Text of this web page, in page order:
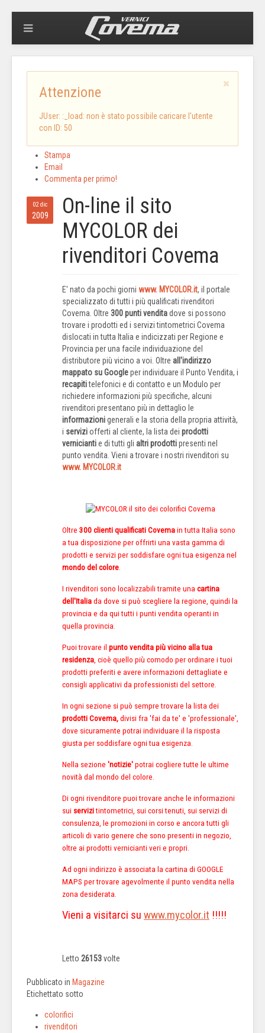
Attenzione
JUser: :_load: non è stato possibile caricare l'utente
con ID: 50
Stampa
Email
Commenta per primo!
02 dic
2009
On-line il sito
MYCOLOR dei
rivenditori Covema
E' nato da pochi giorni www. MYCOLOR.it, il portale
specializzato di tutti i più qualificati rivenditori
Covema. Oltre 300 punti venditadove si possono
trovare i prodotti ed i servizi tintometrici Covema
dislocati in tutta Italia e indicizzati per Regione e
Provincia per una facile individuazione del
distributore più vicino a voi. Oltre all'indirizzo
mappato su Googleper individuare il Punto Vendita, i
recapititelefonici e di contatto e un Modulo per
richiedere informazioni più specifiche, alcuni
rivenditori presentano più in dettaglio le
informazionigenerali e la storia della propria attività,
i serviziofferti al cliente, la lista dei prodotti
verniciantie di tutti gli altri prodottipresenti nel
punto vendita. Vieni a trovare i nostri rivenditori su
www. MYCOLOR.it
Oltre 300 clienti qualificati Covema in tutta Italia sono
a tua disposizione per offrirti una vasta gamma di
prodotti e servizi per soddisfare ogni tua esigenza nel
mondo del colore.
I rivenditori sono localizzabili tramite una cartina
dell'Italia da dove si può scegliere la regione, quindi la
provincia e da qui tutti i punti vendita operanti in
quella provincia.
Puoi trovare il punto vendita più vicino alla tua
residenza, cioè quello più comodo per ordinare i tuoi
prodotti preferiti e avere informazioni dettagliate e
consigli applicativi da professionisti del settore.
In ogni sezione si può sempre trovare la lista dei
prodotti Covema, divisi fra 'fai da te' e 'professionale',
dove sicuramente potrai individuare il la risposta
giusta per soddisfare ogni tua esigenza.
Nella sezione 'notizie' potrai cogliere tutte le ultime
novità dal mondo del colore.
Di ogni rivenditore puoi trovare anche le informazioni
sui servizitintometrici, sui corsi tenuti, sui servizi di
consulenza, le promozioni in corso e ancora tutti gli
articoli di vario genere che sono presenti in negozio,
oltre ai prodotti vernicianti veri e propri.
Ad ogni indirizzo è associata la cartina di GOOGLE
MAPS per trovare agevolmente il punto vendita nella
zona desiderata.
Vieni a visitarci su www.mycolor.it !!!!!
Letto 26153volte
Pubblicato in Magazine
Etichettato sotto
colorifici
rivenditori